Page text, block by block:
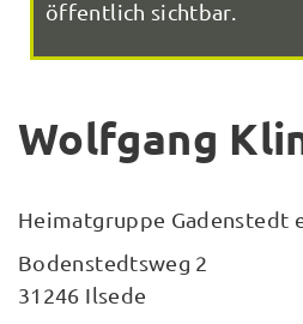
öffentlich sichtbar.
Wolfgang
Heimatgruppe Gadenstedt
Bodenstedtsweg 2
31246 Ilsede